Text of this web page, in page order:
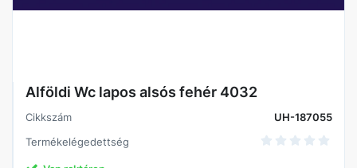
Alföldi Wc lapos alsós fehér 4032
Cikkszám
UH-187055
Termékelégedettség